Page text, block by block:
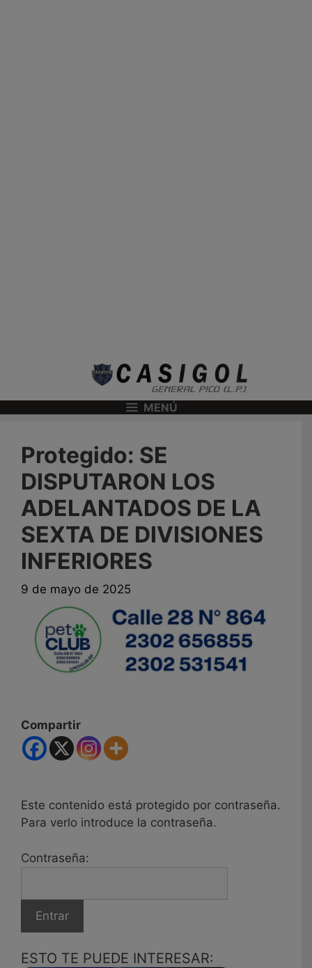
MENÚ
Protegido: SE
DISPUTARON LOS
ADELANTADOS DE LA
SEXTA DE DIVISIONES
INFERIORES
9 de mayo de 2025
Compartir
Este contenido está protegido por contraseña.
Para verlo introduce la contraseña.
Contraseña:
ESTO TE PUEDE INTERESAR: